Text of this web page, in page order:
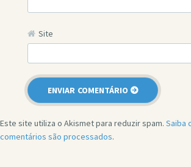
Site
Este site utiliza o Akismet para reduzir spam. Saiba
comentários são processados.